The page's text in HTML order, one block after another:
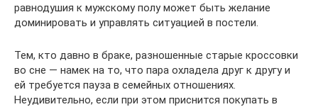
равнодушия к мужскому полу может быть желание
доминировать и управлять ситуацией в постели.
Тем, кто давно в браке, разношенные старые кроссовки
во сне — намек на то, что пара охладела друг к другу и
ей требуется пауза в семейных отношениях.
Неудивительно, если при этом приснится покупать в